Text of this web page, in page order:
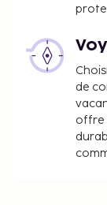
frais et
Les
animaux
dans cet
de
offre